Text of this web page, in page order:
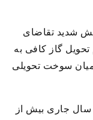
شدید تقاضای
گاز کافی به
سوخت تحویلی
جاری بیش از